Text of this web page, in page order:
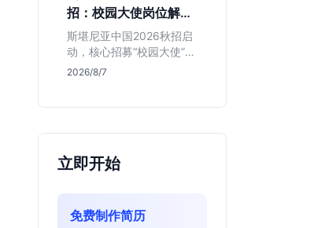
的应届生。
招：校园大使岗位解读
与投递指南
斯堪尼亚中国2026秋招启
动，核心招募“校园大使”而
非技术管培生。本文解析
你判断是否值得投递。
2026/8/7
立即开始
免费制作简历